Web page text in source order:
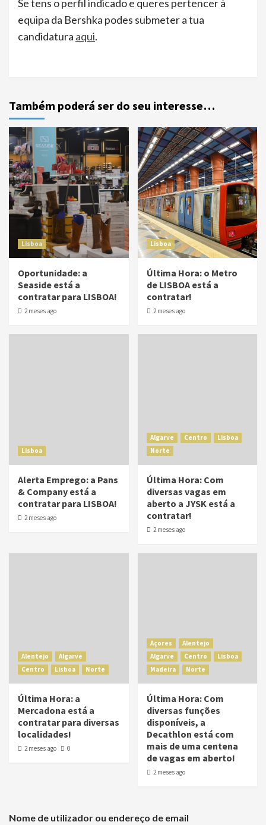
Se tens o perfil indicado e queres pertencer à
equipa da Bershka podes submeter a tua
candidatura aqui.
Também poderá ser do seu interesse…
Lisboa
Oportunidade: a
Seaside está a
contratar para LISBOA!
2 meses ago
Lisboa
Última Hora: o Metro
de LISBOA está a
contratar!
2 meses ago
Lisboa
Alerta Emprego: a Pans
& Company está a
contratar para LISBOA!
2 meses ago
Algarve Centro
Lisboa
Norte
Última Hora: Com
diversas vagas em
aberto a JYSK está a
contratar!
2 meses ago
Alentejo
Algarve
Centro
Lisboa Norte
Última Hora: a
Mercadona está a
contratar para diversas
localidades!
2 meses ago 0
Açores
Alentejo
Algarve
Centro
Lisboa
Madeira
Norte
Última Hora: Com
diversas funções
disponíveis, a
Decathlon está com
mais de uma centena
de vagas em aberto!
2 meses ago
Nome de utilizador ou endereço de email